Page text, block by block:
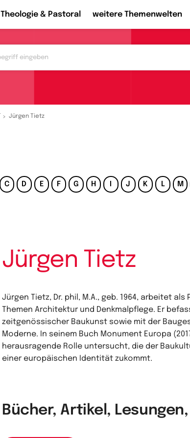
Theologie & Pastoral weitere Themenwelten
Jürgen Tietz
C D E F G H J K L M
Jürgen Tietz
Jürgen Tietz, Dr. phil, M.A., geb. 1964, arbeitet als
Themen Architektur und Denkmalpflege. Er
zeitgenössischer Baukunst sowie mit der
Moderne. In seinem Buch Monument Europa
herausragende Rolle untersucht, die der
einer europäischen Identität zukommt.
Bücher, Artikel,